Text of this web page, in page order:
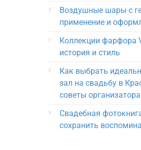
Воздушные шары с
применение и
Коллекции фарфора
история и стиль
Как выбрать
зал на свадьбу в
советы организатора
Свадебная
сохранить